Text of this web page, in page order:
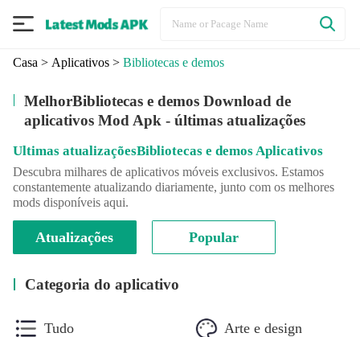
Casa > Aplicativos> Bibliotecas e demos
MelhorBibliotecas e demos Download de
aplicativos Mod Apk - últimas atualizações
Ultimas atualizaçõesBibliotecas e demos Aplicativos
Descubra milhares de aplicativos móveis exclusivos. Estamos
constantemente atualizando diariamente, junto com os melhores
mods disponíveis aqui.
Atualizações Popular
Categoria do aplicativo
Tudo Arte e design